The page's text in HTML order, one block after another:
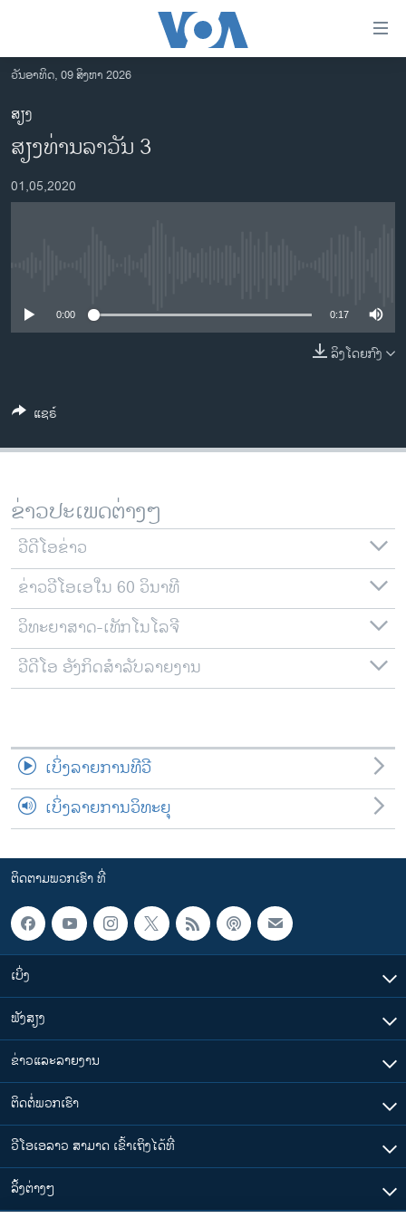
ເຂົ້າ
ຫາ
ຂ້າມ
ຂ້າມ
ຂ້າມ
ໄປ
ລາວ
ອາເມຣິກາ
ການເລືອກຕັ້ງ ປະທານາທີບໍດີ ສະຫະລັດ 2024
ອິດສະຫຼະພາບດ້ານການຂ່າວ
ວິທະຍາສາດ-ເທັກໂນໂລຈີ
ທຸລະກິດ
ວີດີໂອ
ສຽງ
ລາຍການກະຈາຍສຽງ
ພາສາຕ່າງໆ
ວັນອາທິດ, 09 ສິງຫາ 2026
ສຽງ
ສຽງທ່ານລາວັນ 3
01,05,2020
0:00 0:17
ລິງໂດຍກົງ
ແຊຣ໌
ຂ່າວປະເພດຕ່າງໆ
ວີດີໂອຂ່າວ
ຂ່າວວີໂອເອໃນ 60 ວິນາທີ
ວິທະຍາສາດ-ເທັກໂນໂລຈີ
ວີດີໂອ ອັງກິດສຳລັບລາຍງານ
ເບິ່ງລາຍການທີວີ
ເບິ່ງລາຍການວິທະຍຸ
ຕິດຕາມພວກເຮົາ ທີ່
ເບິ່ງ
ຟັງສຽງ
ຂ່າວແລະລາຍງານ
ຕິດຕໍ່ພວກເຮົາ
ວີໂອເອລາວ ສາມາດ ເຂົ້າເຖິງໄດ້ທີ່
​ລິ້ງ​ຕ່າງໆ